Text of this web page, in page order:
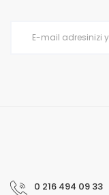
0 216 494 09 33